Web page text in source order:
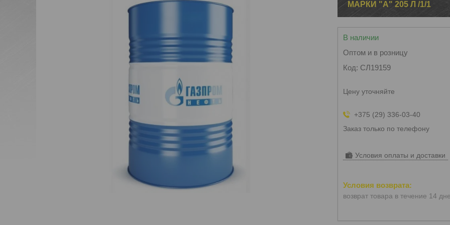
МАРКИ "А" 205 Л /1/1
В наличии
Оптом и в розницу
Код: СЛ19159
Цену уточняйте
+375 (29) 336-03-40
Заказ только по телефону
Условия оплаты и доставки
возврат товара в течение 14